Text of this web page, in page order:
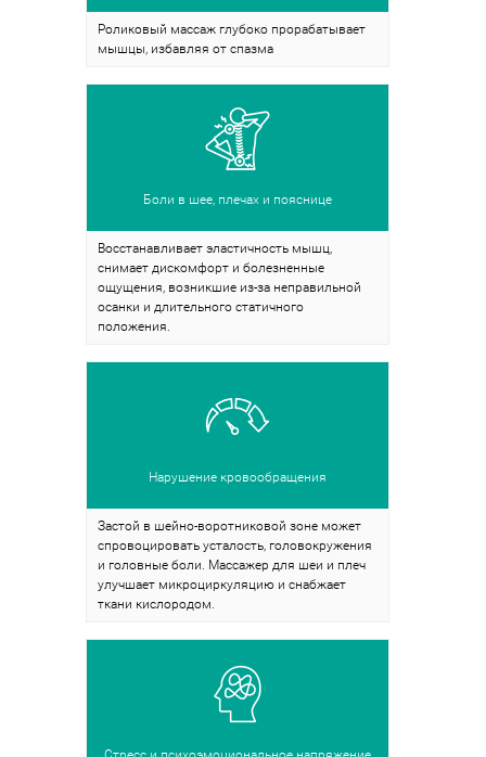
Роликовый массаж глубоко прорабатывает
мышцы, избавляя от спазма
Боли в шее, плечах и пояснице
Восстанавливает эластичность мышц,
снимает дискомфорт и болезненные
ощущения, возникшие из-за неправильной
осанки и длительного статичного
положения.
Нарушение кровообращения
Застой в шейно-воротниковой зоне может
спровоцировать усталость, головокружения
и головные боли. Массажер для шеи и плеч
улучшает микроциркуляцию и снабжает
ткани кислородом.